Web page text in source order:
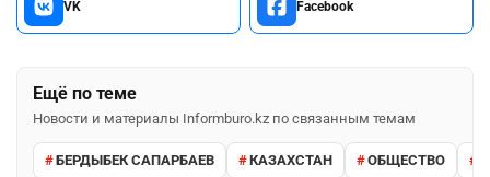
VK Facebook
Ещё по теме
Новости и материалы Informburo.kz по связанным темам
БЕРДЫБЕК САПАРБАЕВ КАЗАХСТАН ОБЩЕСТВО